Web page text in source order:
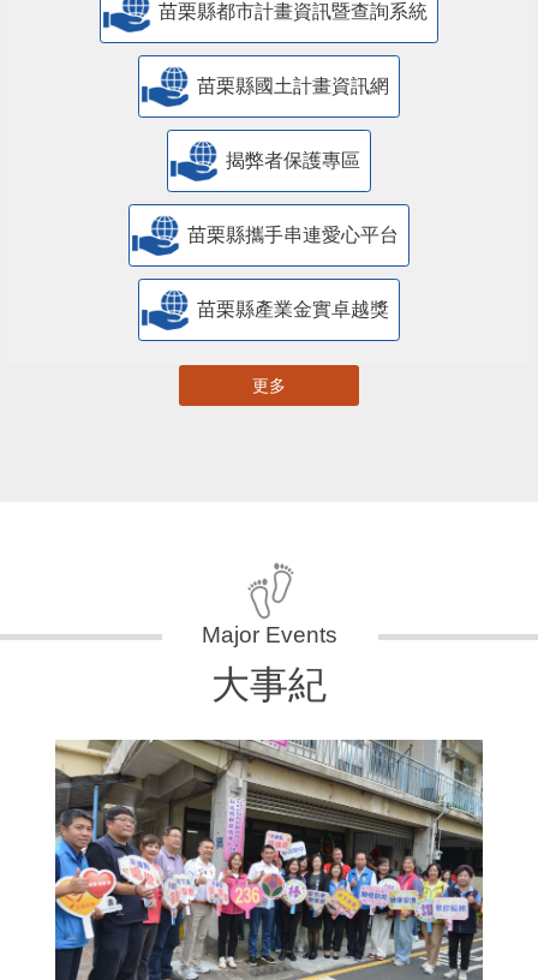
苗栗縣都市計畫資訊暨查詢系統
苗栗縣國土計畫資訊網
揭弊者保護專區
苗栗縣攜手串連愛心平台
苗栗縣產業金實卓越獎
更多
大事紀